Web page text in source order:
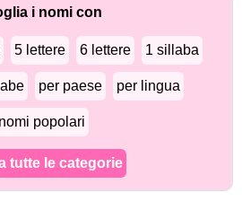
i nomi con
5 lettere 6 lettere 1 sillaba
per paese per lingua
nomi popolari
tutte le categorie